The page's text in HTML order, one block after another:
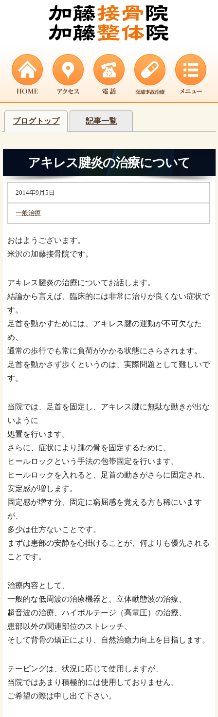
ブログトップ 記事一覧
アキレス腱炎の治療について
2014年9月5日
一般治療
おはようございます。
米沢の加藤接骨院です。
アキレス腱炎の治療についてお話します。
結論から言えば、臨床的には非常に治りが良くない症状で
す。
足首を動かすためには、アキレス腱の運動が不可欠なた
め、
通常の歩行でも常に負荷がかかる状態にさらされます。
足首を動かさず歩くというのは、実際問題として難しいで
す。
当院では、足首を固定し、アキレス腱に無駄な動きが出な
いように
処置を行います。
さらに、症状により踵の骨を固定するために、
ヒールロックという手法の包帯固定を行います。
ヒールロックを入れると、足首の動きがさらに固定され、
安定感が増します。
固定感が増す分、固定に窮屈感を覚える方も稀にいます
が、
多少は仕方ないことです。
まずは患部の安静を心掛けることが、何よりも優先される
ことです。
治療内容として、
一般的な低周波の治療機器と、立体動態波の治療、
超音波の治療、ハイボルテージ（高電圧）の治療、
患部以外の関連部位のストレッチ、
そして背骨の矯正により、自然治癒力向上を目指します。
テーピングは、状況に応じて使用しますが、
当院ではあまり積極的には使用しておりません。
ご希望の際は申し出て下さい。